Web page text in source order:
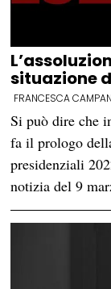
situazione
FRANCESCA
Si può dire che
fa il prologo
presidenziali
notizia del 9